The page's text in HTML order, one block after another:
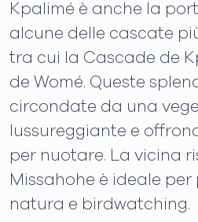
Kpalimé è anche la
alcune delle cascate
tra cui la Cascade de
de Womé. Queste
circondate da una
lussureggiante e
per nuotare. La vicina
Missahohe è ideale
natura e birdwatching.